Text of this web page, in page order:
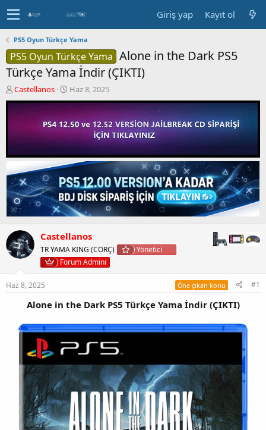
Giriş yap Kayıt ol
PS5 Oyun Türkçe Yama
PS5 Oyun Türkçe Yama Alone in the Dark PS5
Türkçe Yama İndir (ÇIKTI)
K
o
n
y
u
a
ş
l
a
t
a
n
Castellanos
B
a
ş
l
a
n
g
ı
ç
t
a
r
i
i
Haz 8, 2025
Castellanos
TR YAMA KING (CORÇ)
Yönetici
Forum Admini
Haz 8, 2025 Öne çıkan konu #1
Alone in the Dark PS5 Türkçe Yama İndir (ÇIKTI)